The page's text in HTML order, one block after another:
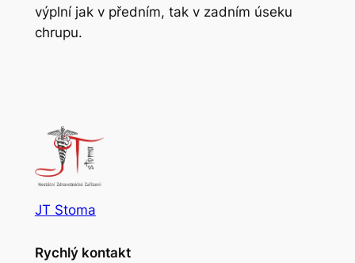
výplní jak v předním, tak v zadním úseku
chrupu.
JT Stoma
Rychlý kontakt